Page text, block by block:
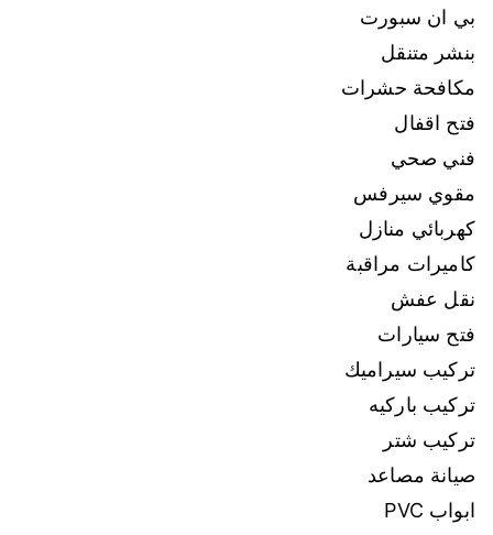
بي ان سبورت
بنشر متنقل
مكافحة حشرات
فتح اقفال
فني صحي
مقوي سيرفس
كهربائي منازل
كاميرات مراقبة
نقل عفش
فتح سيارات
تركيب سيراميك
تركيب باركيه
تركيب شتر
صيانة مصاعد
ابواب PVC